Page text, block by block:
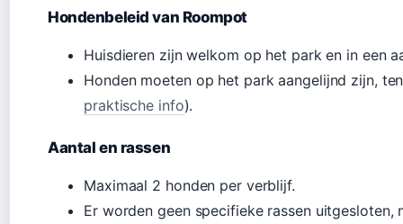
Hondenbeleid van Roompot
Huisdieren zijn welkom op het park en in een
Honden moeten op het park aangelijnd zijn,
praktische info).
Aantal en rassen
Maximaal 2 honden per verblijf.
Er worden geen specifieke rassen